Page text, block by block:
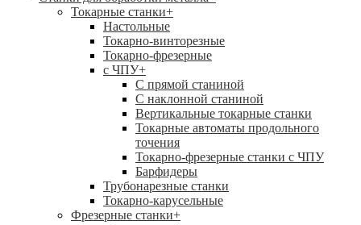
Токарные станки+
Настольные
Токарно-винторезные
Токарно-фрезерные
с ЧПУ+
С прямой станиной
C наклонной станиной
Вертикальные токарные станки
Токарные автоматы продольного
точения
Токарно-фрезерные станки с ЧПУ
Барфидеры
Трубонарезные станки
Токарно-карусельные
Фрезерные станки+